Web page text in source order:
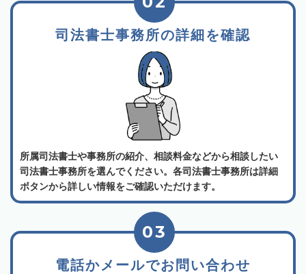
司法書士事務所の詳細を確認
所属司法書士や事務所の紹介、相談料金などから相談したい
司法書士事務所を選んでください。各司法書士事務所は詳細
ボタンから詳しい情報をご確認いただけます。
電話かメールでお問い合わせ
03